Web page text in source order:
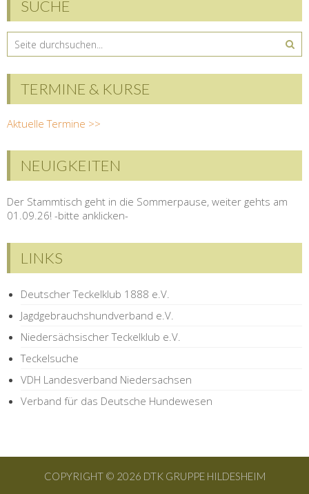
SUCHE
TERMINE & KURSE
Aktuelle Termine >>
NEUIGKEITEN
Der Stammtisch geht in die Sommerpause, weiter gehts am
01.09.26! -bitte anklicken-
LINKS
Deutscher Teckelklub 1888 e.V.
Jagdgebrauchshundverband e.V.
Niedersächsischer Teckelklub e.V.
Teckelsuche
VDH Landesverband Niedersachsen
Verband für das Deutsche Hundewesen
COPYRIGHT © 2026 DTK GRUPPE HILDESHEIM